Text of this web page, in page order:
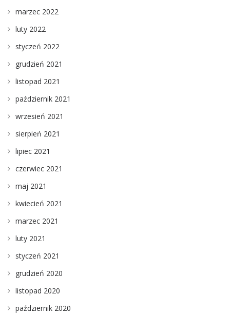
marzec 2022
luty 2022
styczeń 2022
grudzień 2021
listopad 2021
październik 2021
wrzesień 2021
sierpień 2021
lipiec 2021
czerwiec 2021
maj 2021
kwiecień 2021
marzec 2021
luty 2021
styczeń 2021
grudzień 2020
listopad 2020
październik 2020